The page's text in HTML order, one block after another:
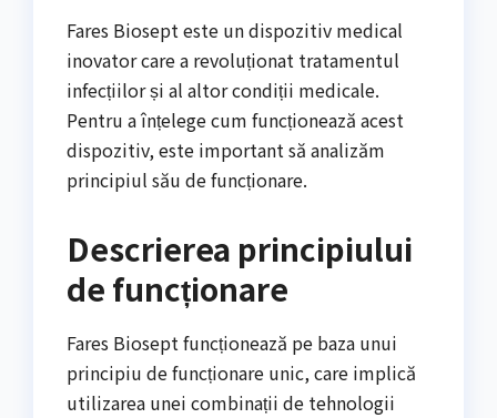
Fares Biosept este un dispozitiv medical
inovator care a revoluționat tratamentul
infecțiilor și al altor condiții medicale.
Pentru a înțelege cum funcționează acest
dispozitiv, este important să analizăm
principiul său de funcționare.
Descrierea principiului
de funcționare
Fares Biosept funcționează pe baza unui
principiu de funcționare unic, care implică
utilizarea unei combinații de tehnologii